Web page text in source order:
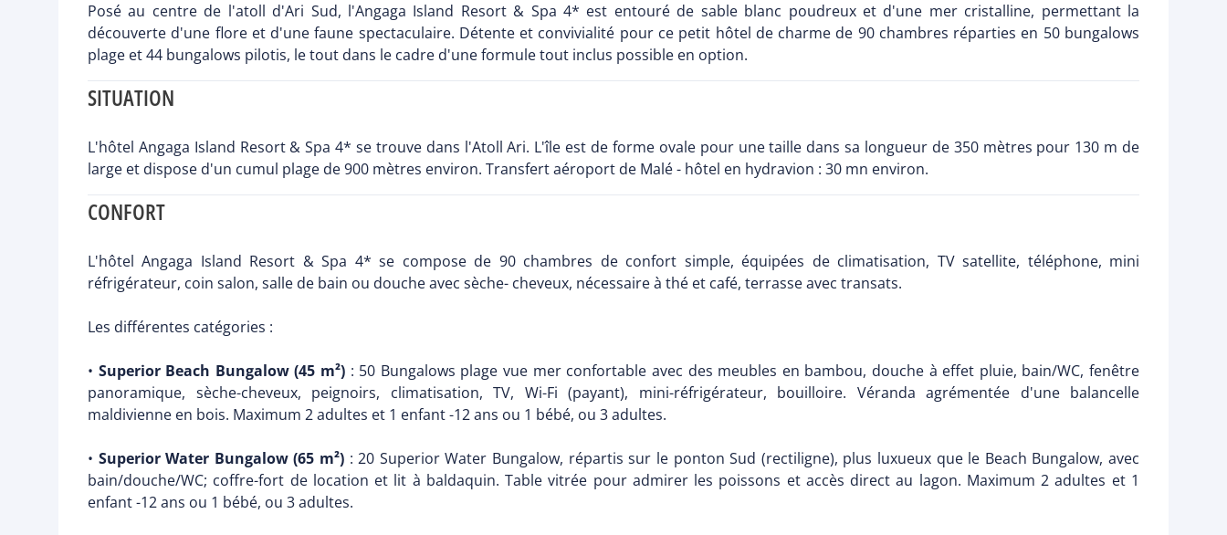
Posé au centre de l'atoll d'Ari Sud, l'Angaga Island Resort & Spa 4* est entouré de sable blanc poudreux et d'une mer cristalline, permettant la
découverte d'une flore et d'une faune spectaculaire. Détente et convivialité pour ce petit hôtel de charme de 90 chambres réparties en 50 bungalows
plage et 44 bungalows pilotis, le tout dans le cadre d'une formule tout inclus possible en option.
SITUATION
L'hôtel Angaga Island Resort & Spa 4* se trouve dans l'Atoll Ari. L'île est de forme ovale pour une taille dans sa longueur de 350 mètres pour 130 m de
large et dispose d'un cumul plage de 900 mètres environ. Transfert aéroport de Malé - hôtel en hydravion : 30 mn environ.
CONFORT
L'hôtel Angaga Island Resort & Spa 4* se compose de 90 chambres de confort simple, équipées de climatisation, TV satellite, téléphone, mini
réfrigérateur, coin salon, salle de bain ou douche avec sèche- cheveux, nécessaire à thé et café, terrasse avec transats.
Les différentes catégories :
• Superior Beach Bungalow (45 m²) : 50 Bungalows plage vue mer confortable avec des meubles en bambou, douche à effet pluie, bain/WC, fenêtre
panoramique, sèche-cheveux, peignoirs, climatisation, TV, Wi-Fi (payant), mini-réfrigérateur, bouilloire. Véranda agrémentée d'une balancelle
maldivienne en bois. Maximum 2 adultes et 1 enfant -12 ans ou 1 bébé, ou 3 adultes.
• Superior Water Bungalow (65 m²) : 20 Superior Water Bungalow, répartis sur le ponton Sud (rectiligne), plus luxueux que le Beach Bungalow, avec
bain/douche/WC; coffre-fort de location et lit à baldaquin. Table vitrée pour admirer les poissons et accès direct au lagon. Maximum 2 adultes et 1
enfant -12 ans ou 1 bébé, ou 3 adultes.